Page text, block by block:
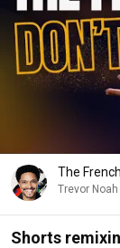
The
Trevor Noah
Shorts